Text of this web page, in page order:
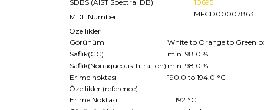
SDBS (AIST Spectral DB)
10695
MDL Number
MFCD00007863
Özellikler
Görünüm
White to Orange to Green
Saflık(GC)
min. 98.0 %
Saflık(Nonaqueous Titration) min. 98.0 %
Erime noktası
190.0 to 194.0 °C
Özellikler (reference)
Erime Noktası
192 °C